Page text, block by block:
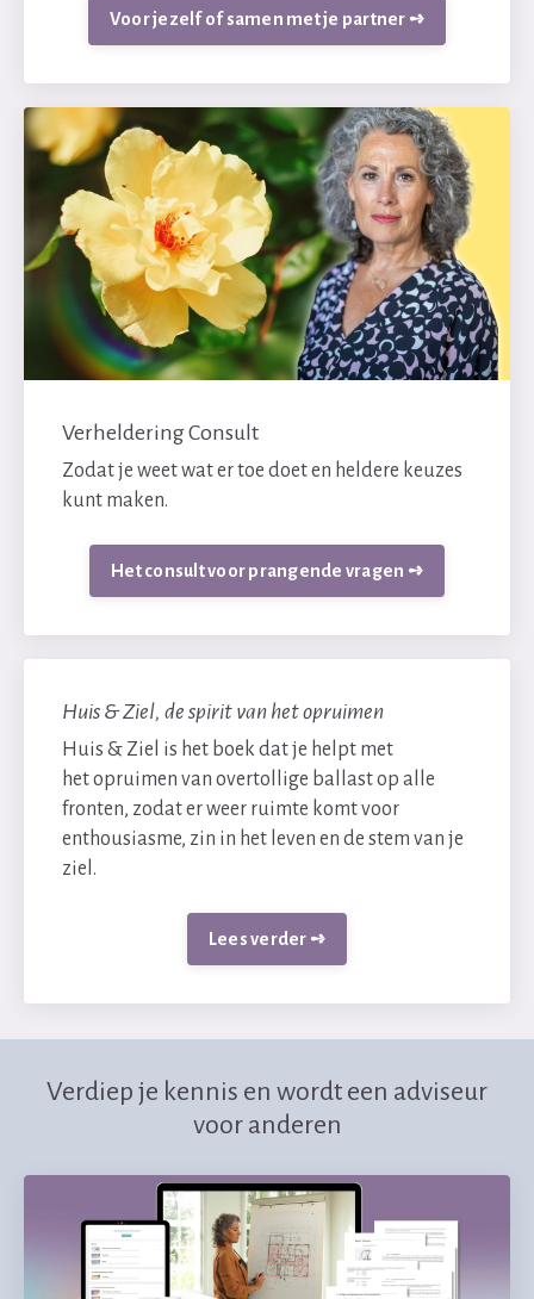
Voor jezelf of samen met je partner ➺
Verheldering Consult
Zodat je weet wat er toe doet en heldere keuzes
kunt maken.
Het consult voor prangende vragen ➺
Huis & Ziel, de spirit van het opruimen
Huis & Ziel is het boek dat je helpt met
het opruimen van overtollige ballast op alle
fronten, zodat er weer ruimte komt voor
enthousiasme, zin in het leven en de stem van je
ziel.
Lees verder ➺
Verdiep je kennis en wordt een adviseur
voor anderen